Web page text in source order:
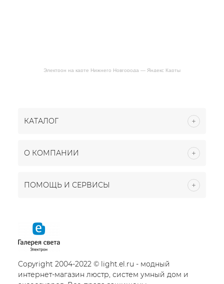
Электрон на карте Нижнего Новгорода — Яндекс Карты
КАТАЛОГ
О КОМПАНИИ
ПОМОЩЬ И СЕРВИСЫ
Copyright 2004-2022 © light.el.ru - модный
интернет-магазин люстр, систем умный дом и